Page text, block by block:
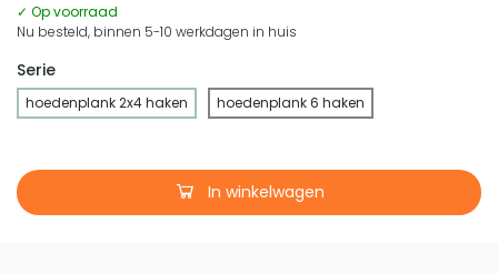
✓ Op voorraad
Nu besteld, binnen 5-10 werkdagen in huis
Serie
hoedenplank 2x4 haken hoedenplank 6 haken
In winkelwagen